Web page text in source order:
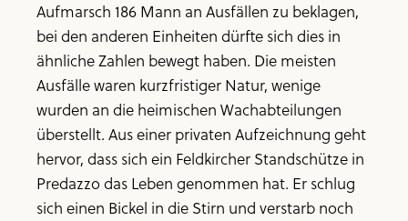
Aufmarsch 186 Mann an Ausfällen zu beklagen,
bei den anderen Einheiten dürfte sich dies in
ähnliche Zahlen bewegt haben. Die meisten
Ausfälle waren kurzfristiger Natur, wenige
wurden an die heimischen Wachabteilungen
überstellt. Aus einer privaten Aufzeichnung geht
hervor, dass sich ein Feldkircher Standschütze in
Predazzo das Leben genommen hat. Er schlug
sich einen Bickel in die Stirn und verstarb noch